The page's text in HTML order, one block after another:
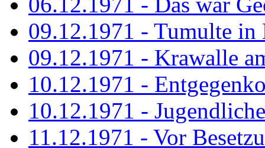
09.12.1971 - Tumulte in
09.12.1971 - Krawalle
10.12.1971 -
10.12.1971 -
11.12.1971 - Vor